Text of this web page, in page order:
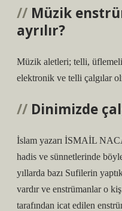
Müzik
ayrılır?
Müzik aletleri; telli,
elektronik ve telli çalgılar
Dinimizde
İslam yazarı İSMAİL
hadis ve sünnetlerinde
yıllarda bazı Sufilerin
vardır ve enstrümanlar o
tarafından icat edilen